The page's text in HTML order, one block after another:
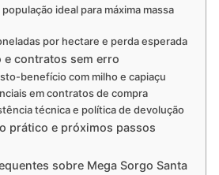
ideal para máxima massa
por hectare e perda esperada
e contratos sem erro
benefício com milho e capiaçu
em contratos de compra
técnica e política de devolução
prático e próximos passos
sobre Mega Sorgo Santa